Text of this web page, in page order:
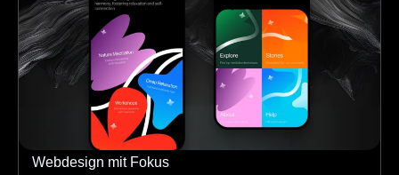
Webdesign mit Fokus